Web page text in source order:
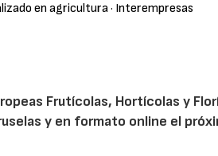
en agricultura· Interempresas
Frutícolas, Hortícolas y
y en formato online el